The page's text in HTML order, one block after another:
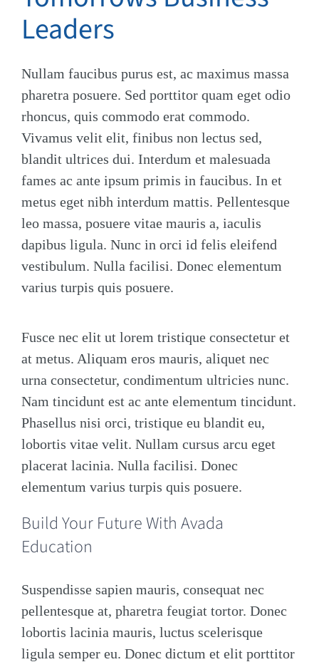
Leaders
Nullam faucibus purus est, ac maximus massa
pharetra posuere. Sed porttitor quam eget odio
rhoncus, quis commodo erat commodo.
Vivamus velit elit, finibus non lectus sed,
blandit ultrices dui. Interdum et malesuada
fames ac ante ipsum primis in faucibus. In et
metus eget nibh interdum mattis. Pellentesque
leo massa, posuere vitae mauris a, iaculis
dapibus ligula. Nunc in orci id felis eleifend
vestibulum. Nulla facilisi. Donec elementum
varius turpis quis posuere.
Fusce nec elit ut lorem tristique consectetur et
at metus. Aliquam eros mauris, aliquet nec
urna consectetur, condimentum ultricies nunc.
Nam tincidunt est ac ante elementum tincidunt.
Phasellus nisi orci, tristique eu blandit eu,
lobortis vitae velit. Nullam cursus arcu eget
placerat lacinia. Nulla facilisi. Donec
elementum varius turpis quis posuere.
Build Your Future With Avada
Education
Suspendisse sapien mauris, consequat nec
pellentesque at, pharetra feugiat tortor. Donec
lobortis lacinia mauris, luctus scelerisque
ligula semper eu. Donec dictum et elit porttitor